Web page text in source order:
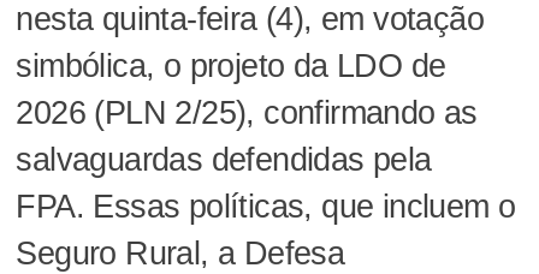
nesta quinta-feira (4), em votação
simbólica, o projeto da LDO de
2026 (PLN 2/25), confirmando as
salvaguardas defendidas pela
FPA. Essas políticas, que incluem o
Seguro Rural, a Defesa